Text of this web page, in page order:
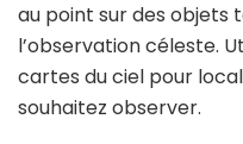
au point sur des objets
l’observation céleste.
cartes du ciel pour
souhaitez observer.